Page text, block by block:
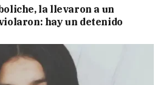
la llevaron a un
hay un detenido